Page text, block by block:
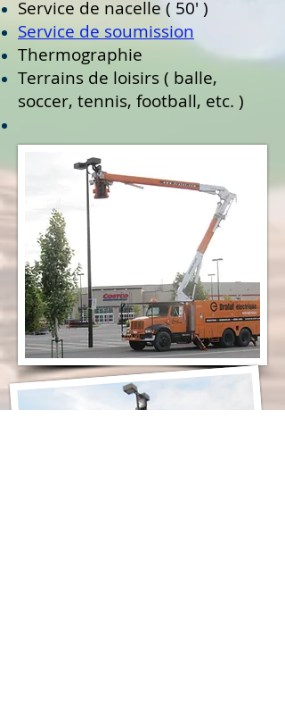
Service de nacelle ( 50' )
Service de soumission
Thermographie
Terrains de loisirs ( balle,
soccer, tennis, football, etc. )